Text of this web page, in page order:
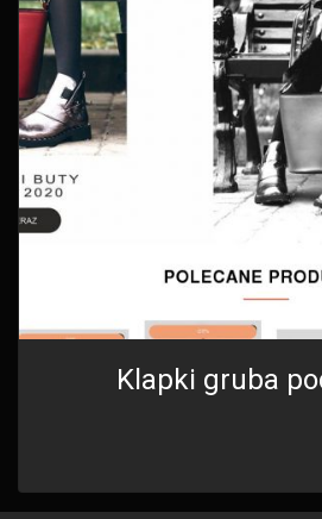
Klapki gruba